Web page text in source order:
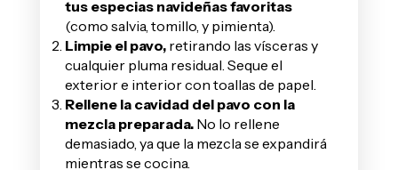
tus especias navideñas favoritas
(como salvia, tomillo, y pimienta).
Limpie el pavo, retirando las vísceras y
cualquier pluma residual. Seque el
exterior e interior con toallas de papel.
Rellene la cavidad del pavo con la
mezcla preparada. No lo rellene
demasiado, ya que la mezcla se expandirá
mientras se cocina.